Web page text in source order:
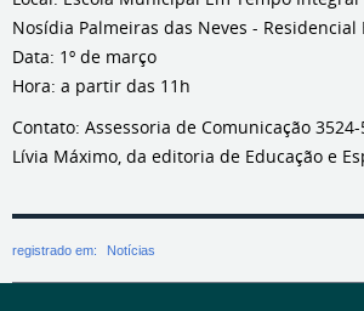
Nosídia Palmeiras das Neves - Residencial
Data: 1º de março
Hora: a partir das 11h
Contato: Assessoria de Comunicação
Lívia Máximo, da editoria de Educação e
registrado em: Notícias